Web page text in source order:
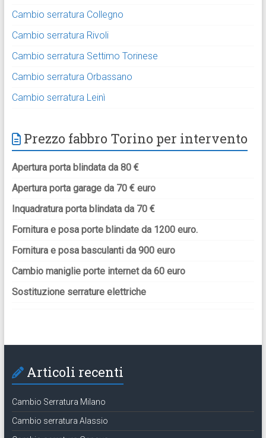
Cambio serratura Collegno
Cambio serratura Rivoli
Cambio serratura Settimo Torinese
Cambio serratura Orbassano
Cambio serratura Leinì
Prezzo fabbro Torino per intervento
Apertura porta blindata da 80 €
Apertura porta garage da 70 € euro
Inquadratura porta blindata da 70 €
Fornitura e posa porte blindate da 1200 euro.
Fornitura e posa basculanti da 900 euro
Cambio maniglie porte internet da 60 euro
Sostituzione serrature elettriche
Articoli recenti
Cambio Serratura Milano
Cambio serratura Alassio